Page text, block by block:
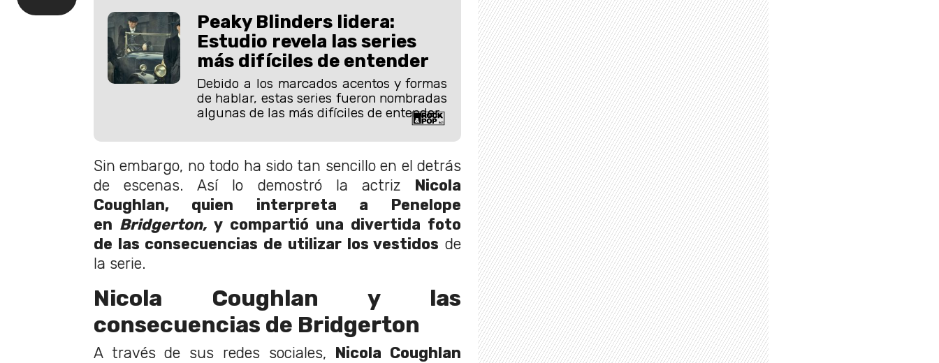
Peaky Blinders lidera:
Estudio revela las series
más difíciles de entender
Debido a los marcados acentos y formas
de hablar, estas series fueron nombradas
algunas de las más difíciles de entender.
Sin embargo, no todo ha sido tan sencillo en el detrás
de escenas. Así lo demostró la actriz Nicola
Coughlan, quien interpreta a Penelope
en Bridgerton,y compartió una divertida foto
de las consecuencias de utilizar los vestidos de
la serie.
Nicola Coughlan y las
consecuencias de Bridgerton
A través de sus redes sociales, Nicola Coughlan